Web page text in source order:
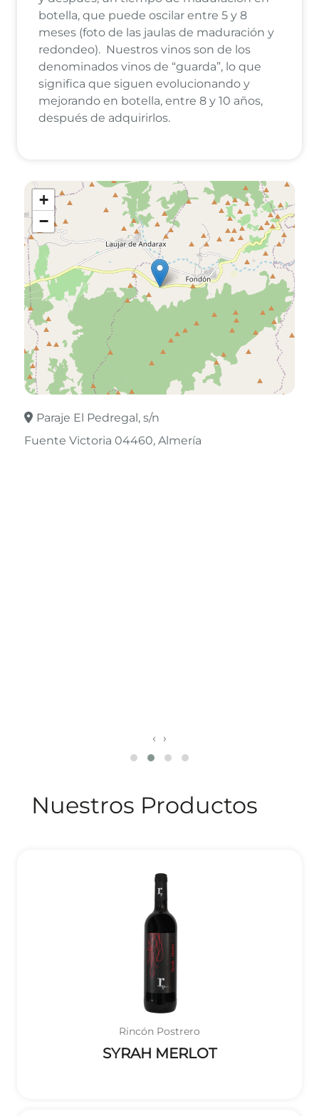
botella, que puede oscilar entre 5 y 8
meses (foto de las jaulas de maduración y
redondeo). Nuestros vinos son de los
denominados vinos de “guarda”, lo que
significa que siguen evolucionando y
mejorando en botella, entre 8 y 10 años,
después de adquirirlos.
+
−
Paraje El Pedregal, s/n
Fuente Victoria 04460 Almería
‹ ›
Nuestros Productos
Rincón Postrero
SYRAH MERLOT